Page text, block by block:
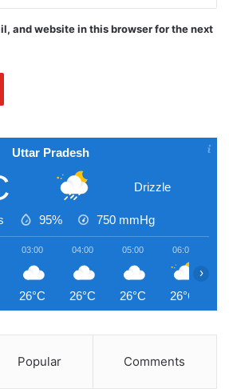
and website in this browser for the next
Uttar Pradesh
Drizzle
95% 750 mmHg
03:00
26°C
04:00
26°C
05:00
26°C
06:00
26°C
›
Popular Comments